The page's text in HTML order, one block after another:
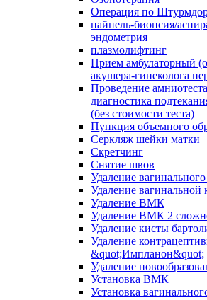
Операция по
пайпель-биопсия/
эндометрия
плазмолифтинг
Прием амбулаторный
акушера-гинеколога
Проведение
диагностика
(без стоимости теста)
Пункция объемного
Серкляж шейки матки
Скретчинг
Снятие швов
Удаление
Удаление вагинальной
Удаление ВМК
Удаление ВМК 2
Удаление кисты
Удаление
&quot;Импланон&quot;
Удаление
Установка ВМК
Установка